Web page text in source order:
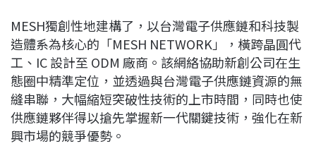
MESH獨創性地建構了，以台灣電子供應鏈和科技製
造體系為核心的「MESH NETWORK」，橫跨晶圓代
工、IC 設計至 ODM 廠商。該網絡協助新創公司在生
態圈中精準定位，並透過與台灣電子供應鏈資源的無
縫串聯，大幅縮短突破性技術的上市時間，同時也使
供應鏈夥伴得以搶先掌握新一代關鍵技術，強化在新
興市場的競爭優勢。